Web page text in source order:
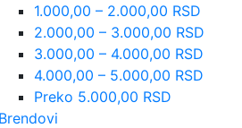
1.000,00 – 2.000,00 RSD
2.000,00 – 3.000,00 RSD
3.000,00 – 4.000,00 RSD
4.000,00 – 5.000,00 RSD
Preko 5.000,00 RSD
Brendovi